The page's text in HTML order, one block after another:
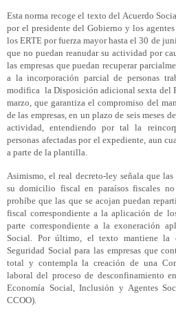
Esta norma recoge el texto del Acuerdo
por el presidente del Gobierno y los
los ERTE por fuerza mayor hasta el 30 de
que no puedan reanudar su actividad por
las empresas que puedan recuperar
a la incorporación parcial de personas
modifica la Disposición adicional sexta del
marzo, que garantiza el compromiso del
de las empresas, en un plazo de seis meses
actividad, entendiendo por tal la
personas afectadas por el expediente, aun
a parte de la plantilla.
Asimismo, el real decreto-ley señala que
su domicilio fiscal en paraísos fiscales
prohíbe que las que se acojan puedan
fiscal correspondiente a la aplicación de
parte correspondiente a la exoneración
Social. Por último, el texto mantiene la
Seguridad Social para las empresas que
total y contempla la creación de una
laboral del proceso de desconfinamiento
Economía Social, Inclusión y Agentes
CCOO).